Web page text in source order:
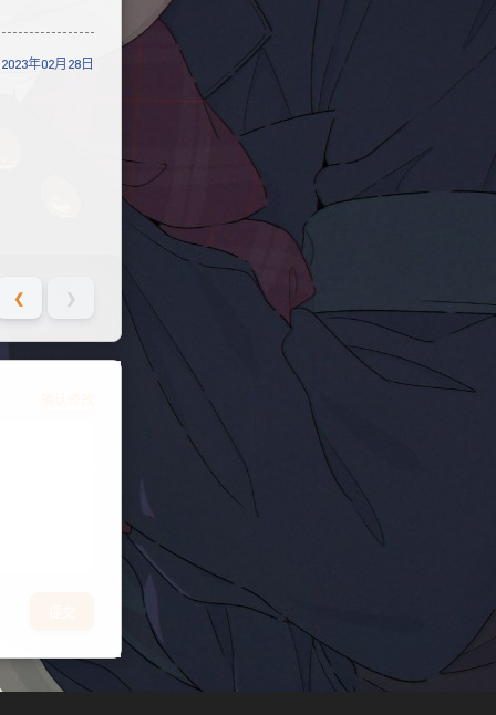
2023年02月28日
❮ ❯